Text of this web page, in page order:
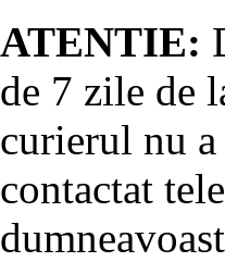
ATENTIE:
de 7 zile de
curierul nu a
contactat